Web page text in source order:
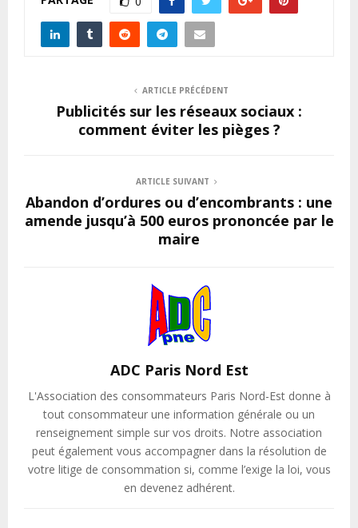
ARTICLE PRÉCÉDENT
Publicités sur les réseaux sociaux :
comment éviter les pièges ?
ARTICLE SUIVANT
Abandon d’ordures ou d’encombrants : une
amende jusqu’à 500 euros prononcée par le
maire
ADC Paris Nord Est
L'Association des consommateurs Paris Nord-Est donne à
tout consommateur une information générale ou un
renseignement simple sur vos droits. Notre association
peut également vous accompagner dans la résolution de
votre litige de consommation si, comme l’exige la loi, vous
en devenez adhérent.